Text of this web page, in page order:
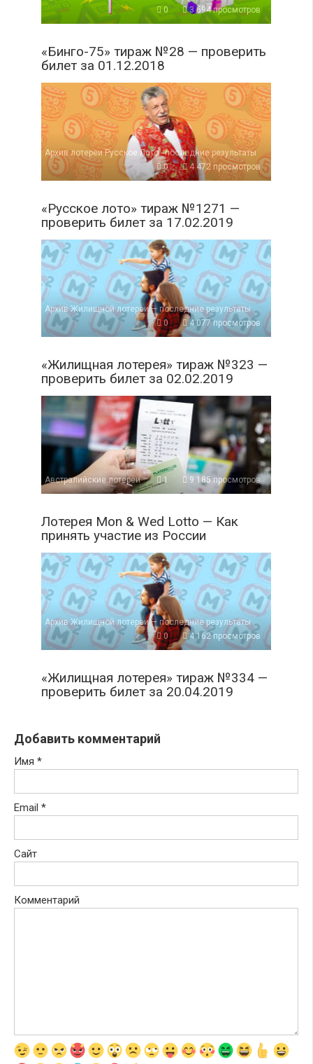
0
3 694 просмотров
«Бинго-75» тираж №28 — проверить
билет за 01.12.2018
Архив лотереи Русское Лото - последние результаты
0
4 472 просмотров
«Русское лото» тираж №1271 —
проверить билет за 17.02.2019
Архив Жилищной лотереи — последние результаты
0
4 077 просмотров
«Жилищная лотерея» тираж №323 —
проверить билет за 02.02.2019
Австралийские лотереи 1 9 185 просмотров
Лотерея Mon & Wed Lotto — Как
принять участие из России
Архив Жилищной лотереи — последние результаты
0
4 162 просмотров
«Жилищная лотерея» тираж №334 —
проверить билет за 20.04.2019
Добавить комментарий
Имя *
Email *
Сайт
Комментарий